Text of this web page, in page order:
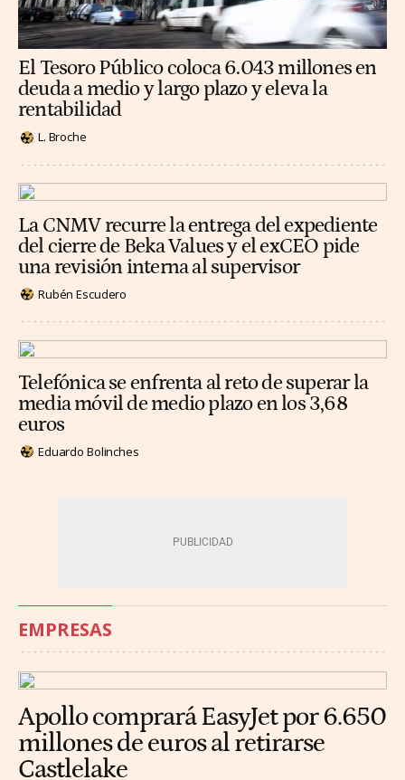
El Tesoro Público coloca 6.043 millones en
deuda a medio y largo plazo y eleva la
rentabilidad
L. Broche
La CNMV recurre la entrega del expediente
del cierre de Beka Values y el exCEO pide
una revisión interna al supervisor
Rubén Escudero
Telefónica se enfrenta al reto de superar la
media móvil de medio plazo en los 3,68
euros
Eduardo Bolinches
EMPRESAS
Apollo comprará EasyJet por 6.650
millones de euros al retirarse
Castlelake